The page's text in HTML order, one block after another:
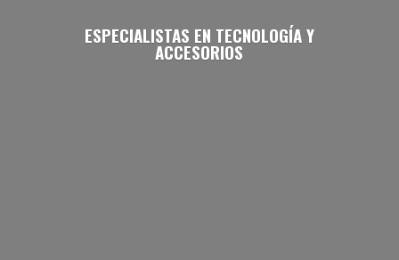
ESPECIALISTAS EN TECNOLOGÍAY
ACCESORIOS